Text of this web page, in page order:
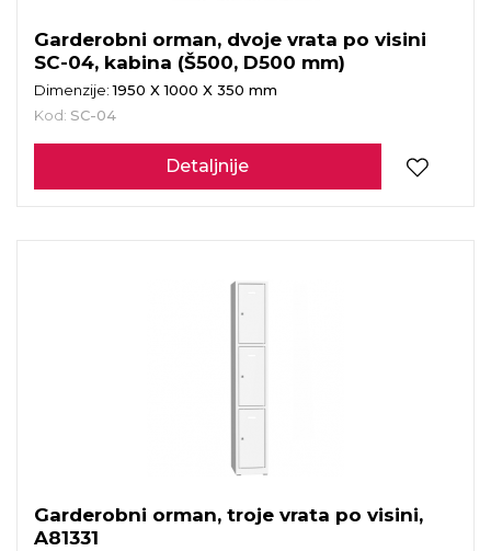
Garderobni orman, dvoje vrata po visini
SC-04, kabina (Š500, D500 mm)
Dimenzije:1950 X 1000 X 350 mm
Kod: SC-04
Detaljnije
Garderobni orman, troje vrata po visini,
A81331